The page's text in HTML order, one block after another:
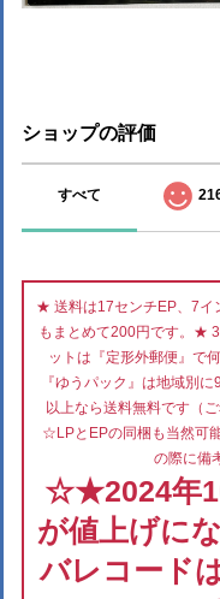
ショップの評価
すべて
★ 送料は17センチEP、7イ
もまとめて200円です。★
ットは『定形外郵便』で
『ゆうパック』は地域別
以上なら送料無料です（
☆LPとEPの同梱も当然可
の際に備
☆★2024年
が値上げに
バレコード